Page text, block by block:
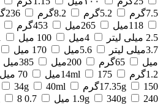
7.5گرم
5.2گرم 8.2گرم 236گرم
118میل
265میل 453گرم
2.5 میلی لیتر
4میل 100 میل
3.7میلی لیتر
5.6میل 170 میل
میل
65گرم 200میل 385میل
1.2گرم
14ml 175میل 70 میل
17.35g
150گرم 34g 40ml
1.9g
340g 240 میل 0.7 g 8میل